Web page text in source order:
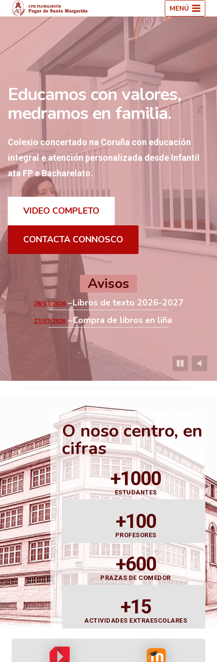
Saltar
ao
contido
MENÚ
Educamos con valores,
medramos en familia.
Colexio concertado na Coruña con educación
integral e atención personalizada desde Infantil
ata FP e Bacharelato.
VIDEO COMPLETO
CONTACTA CONNOSCO
Avisos
28/07/2026 Libros de texto 2026-2027
27/07/2026 Compra de libros en liña
O noso centro, en
cifras
+1000
ESTUDANTES
+100
PROFESORES
+600
PRAZAS DE COMEDOR
+15
ACTIVIDADES EXTRAESCOLARES